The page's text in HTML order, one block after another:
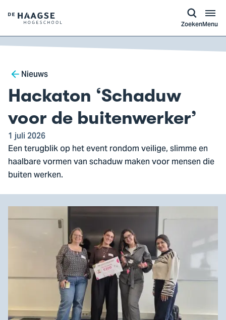
Logo
van
De
Hogeschool,
ga
naar
de
homepagina
ZoekenMenu
Breadcrumb
Nieuws
Hackaton ‘Schaduw
voor de buitenwerker’
1 juli 2026
Een terugblik op het event rondom veilige, slimme en
haalbare vormen van schaduw maken voor mensen die
buiten werken.